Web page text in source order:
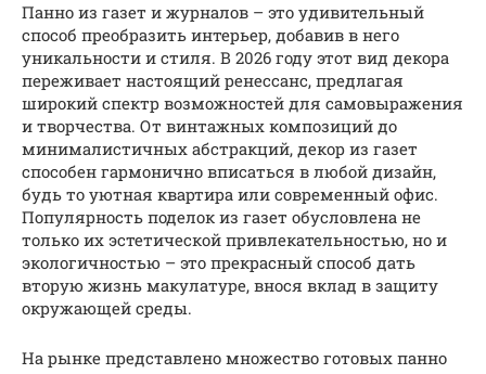
Панно из газет и журналов – это удивительный
способ преобразить интерьер, добавив в него
уникальности и стиля. В 2026 году этот вид декора
переживает настоящий ренессанс, предлагая
широкий спектр возможностей для самовыражения
и творчества. От винтажных композиций до
минималистичных абстракций, декор из газет
способен гармонично вписаться в любой дизайн,
будь то уютная квартира или современный офис.
Популярность поделок из газет обусловлена не
только их эстетической привлекательностью, но и
экологичностью – это прекрасный способ дать
вторую жизнь макулатуре, внося вклад в защиту
окружающей среды.
На рынке представлено множество готовых панно